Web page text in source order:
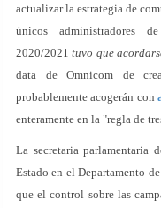
actualizar la estrategia de
únicos administradores
2020/2021tuvo que
data de Omnicom de
probablemente acogerán con
enteramente en la "regla de
La secretaria parlamentaria
Estado en el Departamento
que el control sobre las